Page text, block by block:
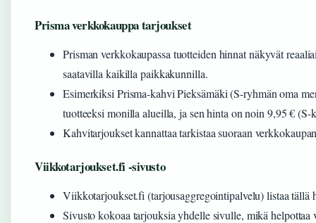
Prisma verkkokauppa tarjoukset
Prisman verkkokaupassa tuotteiden hinnat näkyvät
saatavilla kaikilla paikkakunnilla.
Esimerkiksi Prisma-kahvi Pieksämäki (S-ryhmän oma
tuotteeksi monilla alueilla, ja sen hinta on noin 9,95 €
Kahvitarjoukset kannattaa tarkistaa suoraan
Viikkotarjoukset.fi -sivusto
Viikkotarjoukset.fi (tarjousaggregointipalvelu) listaa tällä
Sivusto kokoaa tarjouksia yhdelle sivulle, mikä